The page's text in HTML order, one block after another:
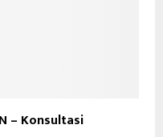
– Konsultasi